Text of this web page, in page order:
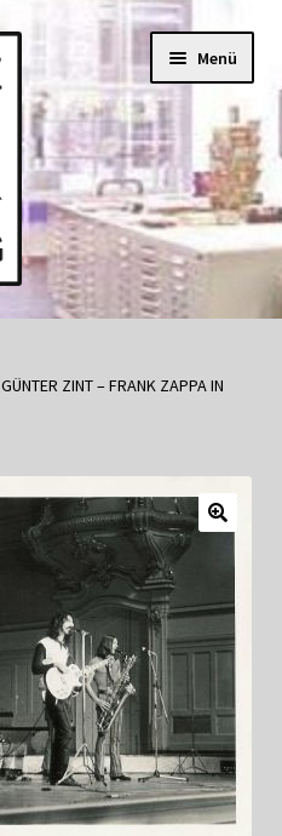
Menü
GÜNTER ZINT – FRANK ZAPPA IN